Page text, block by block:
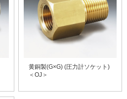
黄銅製(G×G) (圧力計ソケット)
＜OJ＞